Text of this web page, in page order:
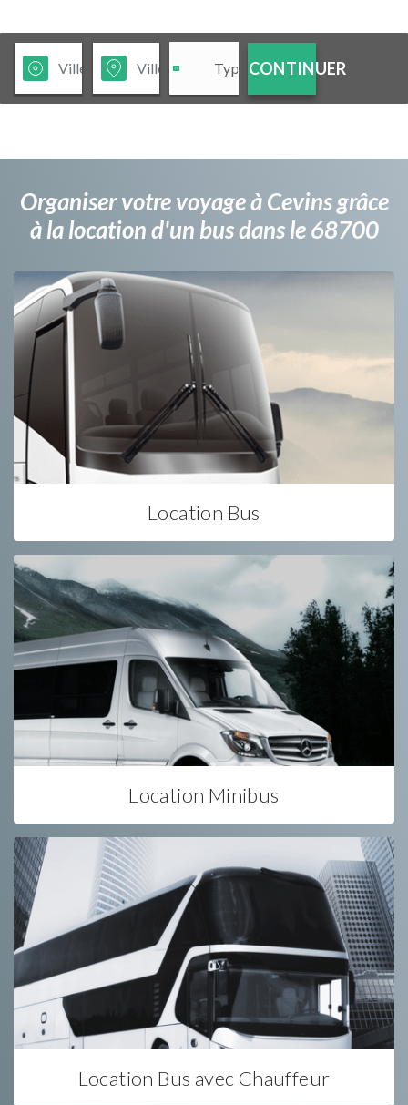
CONTINUER
Organiser votre voyage à Cevins grâce
à la location d'un bus dans le 68700
Location Bus
Location Minibus
Location Bus avec Chauffeur